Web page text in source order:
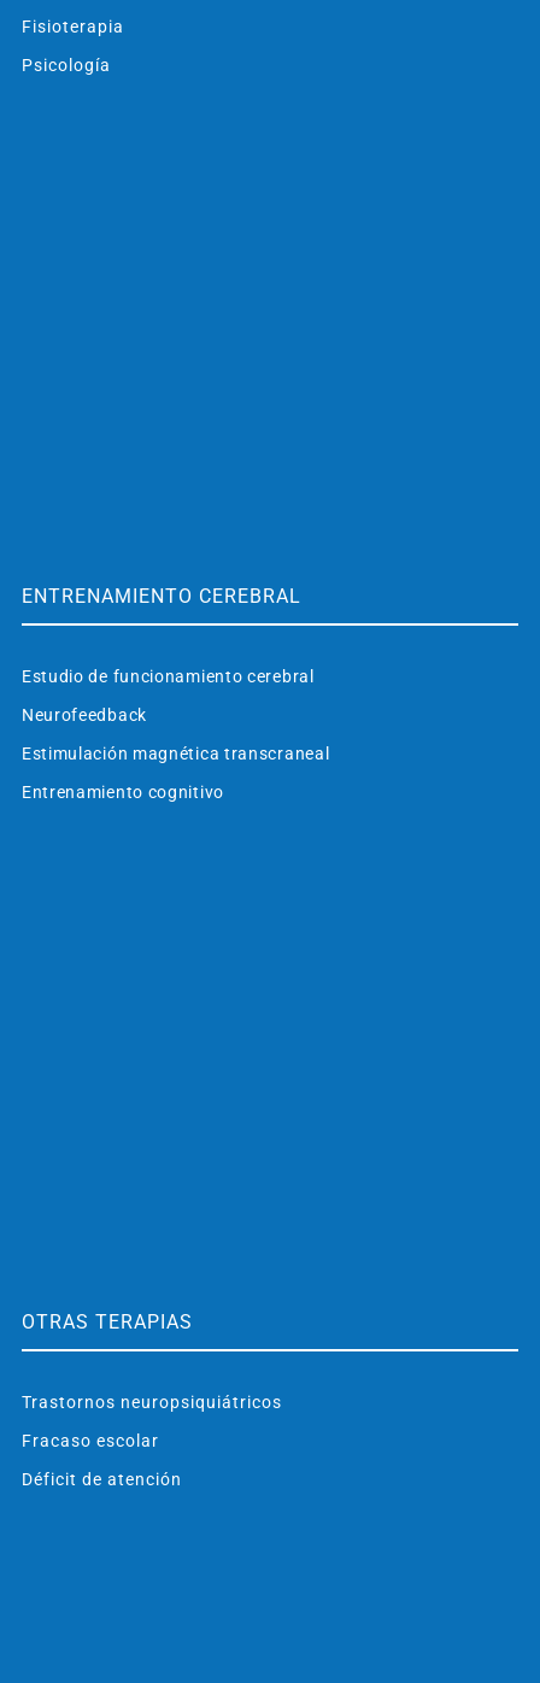
Fisioterapia
Psicología
ENTRENAMIENTO CEREBRAL
Estudio de funcionamiento cerebral
Neurofeedback
Estimulación magnética transcraneal
Entrenamiento cognitivo
OTRAS TERAPIAS
Trastornos neuropsiquiátricos
Fracaso escolar
Déficit de atención